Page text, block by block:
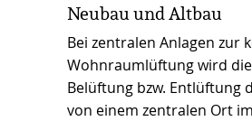
Neubau und Altbau
Bei zentralen Anlagen zur
Wohnraumlüftung wird
Belüftung bzw. Entlüftung
von einem zentralen Ort